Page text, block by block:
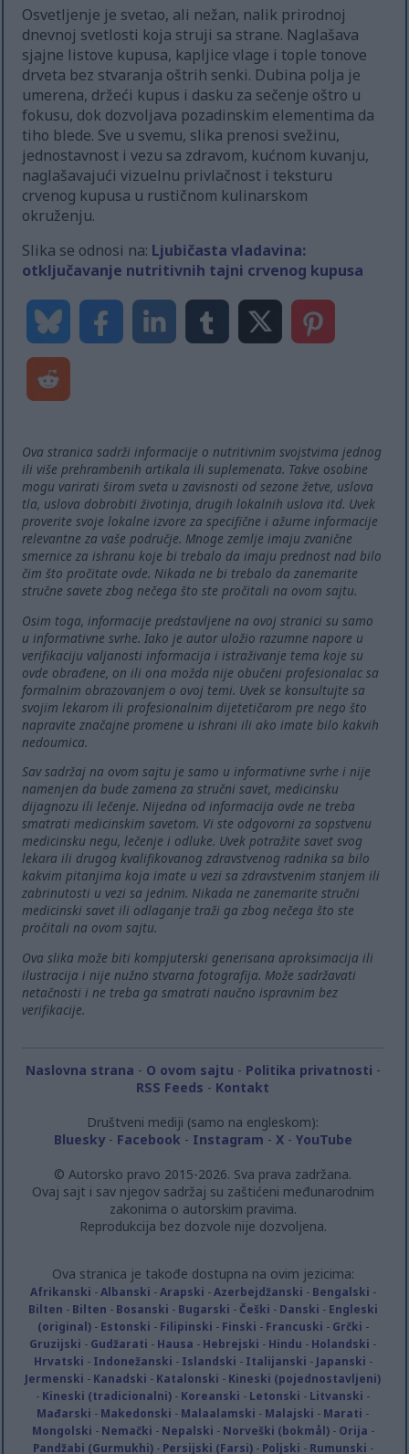
Osvetljenje je svetao, ali nežan, nalik prirodnoj
dnevnoj svetlosti koja struji sa strane. Naglašava
sjajne listove kupusa, kapljice vlage i tople tonove
drveta bez stvaranja oštrih senki. Dubina polja je
umerena, držeći kupus i dasku za sečenje oštro u
fokusu, dok dozvoljava pozadinskim elementima da
tiho blede. Sve u svemu, slika prenosi svežinu,
jednostavnost i vezu sa zdravom, kućnom kuvanju,
naglašavajući vizuelnu privlačnost i teksturu
crvenog kupusa u rustičnom kulinarskom
okruženju.
Slika se odnosi na: Ljubičasta vladavina:
otključavanje nutritivnih tajni crvenog kupusa
Ova stranica sadrži informacije o nutritivnim svojstvima jednog
ili više prehrambenih artikala ili suplemenata. Takve osobine
mogu varirati širom sveta u zavisnosti od sezone žetve, uslova
tla, uslova dobrobiti životinja, drugih lokalnih uslova itd. Uvek
proverite svoje lokalne izvore za specifične i ažurne informacije
relevantne za vaše područje. Mnoge zemlje imaju zvanične
smernice za ishranu koje bi trebalo da imaju prednost nad bilo
čim što pročitate ovde. Nikada ne bi trebalo da zanemarite
stručne savete zbog nečega što ste pročitali na ovom sajtu.
Osim toga, informacije predstavljene na ovoj stranici su samo
u informativne svrhe. Iako je autor uložio razumne napore u
verifikaciju valjanosti informacija i istraživanje tema koje su
ovde obrađene, on ili ona možda nije obučeni profesionalac sa
formalnim obrazovanjem o ovoj temi. Uvek se konsultujte sa
svojim lekarom ili profesionalnim dijetetičarom pre nego što
napravite značajne promene u ishrani ili ako imate bilo kakvih
nedoumica.
Sav sadržaj na ovom sajtu je samo u informativne svrhe i nije
namenjen da bude zamena za stručni savet, medicinsku
dijagnozu ili lečenje. Nijedna od informacija ovde ne treba
smatrati medicinskim savetom. Vi ste odgovorni za sopstvenu
medicinsku negu, lečenje i odluke. Uvek potražite savet svog
lekara ili drugog kvalifikovanog zdravstvenog radnika sa bilo
kakvim pitanjima koja imate u vezi sa zdravstvenim stanjem ili
zabrinutosti u vezi sa jednim. Nikada ne zanemarite stručni
medicinski savet ili odlaganje traži ga zbog nečega što ste
pročitali na ovom sajtu.
Ova slika može biti kompjuterski generisana aproksimacija ili
ilustracija i nije nužno stvarna fotografija. Može sadržavati
netačnosti i ne treba ga smatrati naučno ispravnim bez
verifikacije.
Naslovna strana - O ovom sajtu - Politika privatnosti -
RSS Feeds - Kontakt
Društveni mediji (samo na engleskom):
Bluesky- Facebook - Instagram - X- YouTube
© Autorsko pravo 2015-2026. Sva prava zadržana.
Ovaj sajt i sav njegov sadržaj su zaštićeni međunarodnim
zakonima o autorskim pravima.
Reprodukcija bez dozvole nije dozvoljena.
Ova stranica je takođe dostupna na ovim jezicima:
Afrikanski -Albanski -Arapski -Azerbejdžanski - Bengalski -
Bilten - Bilten - Bosanski - Bugarski - Češki - Danski - Engleski
(original)- Estonski - Filipinski - Finski - Francuski - Grčki -
Gruzijski - Gudžarati - Hausa - Hebrejski - Hindu - Holandski -
Hrvatski - Indonežanski - Islandski - Italijanski - Japanski -
Jermenski - Kanadski - Katalonski - Kineski (pojednostavljeni)
- Kineski (tradicionalni) - Koreanski - Letonski - Litvanski -
Mađarski - Makedonski - Malaalamski - Malajski - Marati -
Mongolski - Nemački - Nepalski - Norveški (bokmål)- Orija -
Pandžabi (Gurmukhi)- Persijski (Farsi)- Poljski - Rumunski -